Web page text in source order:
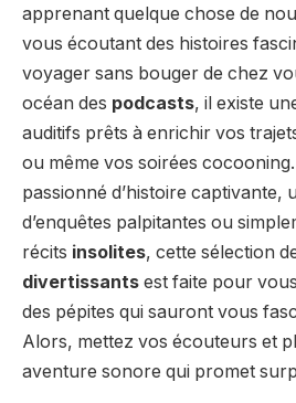
apprenant quelque chose de
vous écoutant des histoires
voyager sans bouger de chez
océan des podcasts, il existe
auditifs prêts à enrichir vos
ou même vos soirées
passionné d’histoire captivante,
d’enquêtes palpitantes ou
récits insolites, cette sélection
divertissants est faite pour
des pépites qui sauront vous
Alors, mettez vos écouteurs et
aventure sonore qui promet